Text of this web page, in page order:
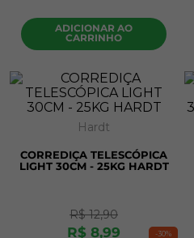
ADICIONAR AO
CARRINHO
-30%
Hardt
CORREDIÇA TELESCÓPICA
LIGHT 30CM - 25KG HARDT
R$ 12,90
R$ 8,99